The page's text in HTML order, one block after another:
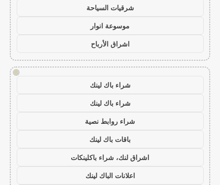
شرقيات السياحة
موسوعة انوار
اشراق الأرباح
!
شراء باك لينك
شراء باك لينك
شراء روابط نصية
باقات باك لينك
اشراق لنك، شراء باكلينكات
اعلانات الباك لينك